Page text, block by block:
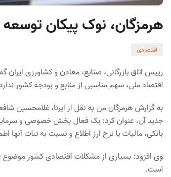
هرمزگان، نوک پیکان
اقتصادی
رییس اتاق بازرگانی، صنایع، معادن و کشاورزی
اقتصاد ملی، سهم مناسبی از منابع و بودجه کشور
به گزارش هرمزگان من به نقل از ایرنا، غلامحسین
جدید آن، عنوان کرد: یک فعال بخش خصوصی و
بانکی، مالیات یا نرخ ارز اطلاع و نسبت به ثبات آنها
وی افزود: بسیاری از مشکلات اقتصادی کشور موضوع
است.